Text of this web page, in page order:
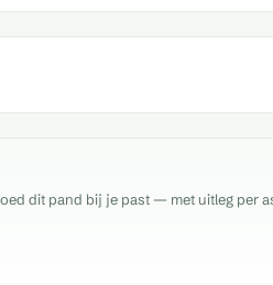
dit pand bij je past — met uitleg per